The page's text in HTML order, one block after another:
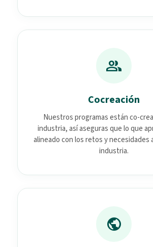
group
Cocreación
Nuestros programas están co-
industria, así aseguras que lo que
alineado con los retos y necesidades
industria.
public